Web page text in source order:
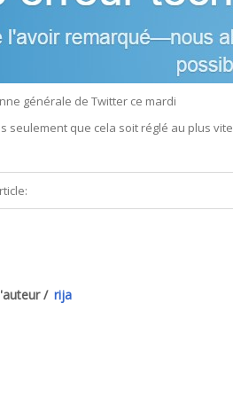
générale de Twitter ce mardi
seulement que cela soit réglé au plus
/ rija